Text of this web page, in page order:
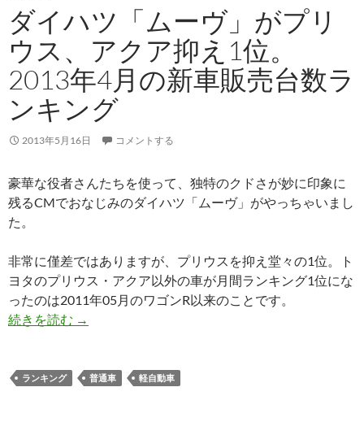
ダイハツ「ムーヴ」がプリ
ウス、アクア抑え1位。
2013年4月の新車販売台数ラ
ンキング
2013年5月16日 コメントする
豪華な役者さんたちを使って、独特のクドさが妙に印象に
残るCMでおなじみのダイハツ「ムーヴ」がやっちゃいまし
た。
非常に僅差ではありますが、プリウスを抑え堂々の1位。ト
ヨタのプリウス・アクア以外の車が月間ランキング1位にな
ったのは2011年05月のワゴンR以来のことです。
続きを読む →
ランキング 普通車 軽自動車